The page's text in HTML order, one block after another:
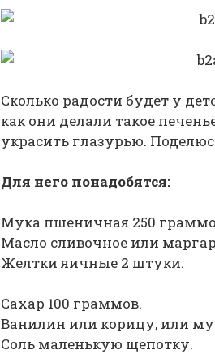
Сколько радости будет у
как они делали такое
украсить глазурью.
Для него понадобятся:
Мука пшеничная 250
Масло сливочное или
Желтки яичные 2 штуки.
Сахар 100 граммов.
Ванилин или корицу, или
Соль маленькую щепотку.